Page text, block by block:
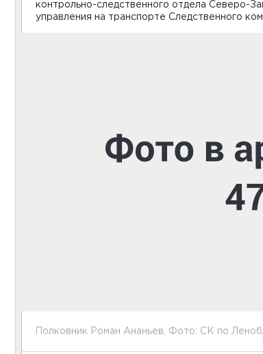
контрольно-следственного отдела Северо-
управления на транспорте Следственного
Полковник Роман Ананьев. Фото: СК по